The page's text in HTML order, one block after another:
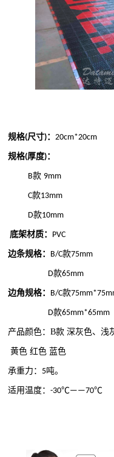
规格(尺寸)： 20cm*20cm
规格(厚度)：
B款 9mm
C款13mm
D款10mm
底架材质： PVC
边条规格： B/C款75mm
D款65mm
边角规格： B/C款
D款65mm*65mm
产品颜色：B款 深灰色、
黄色 红色 蓝色
承重力： 5吨。
适用温度：-30℃——70℃